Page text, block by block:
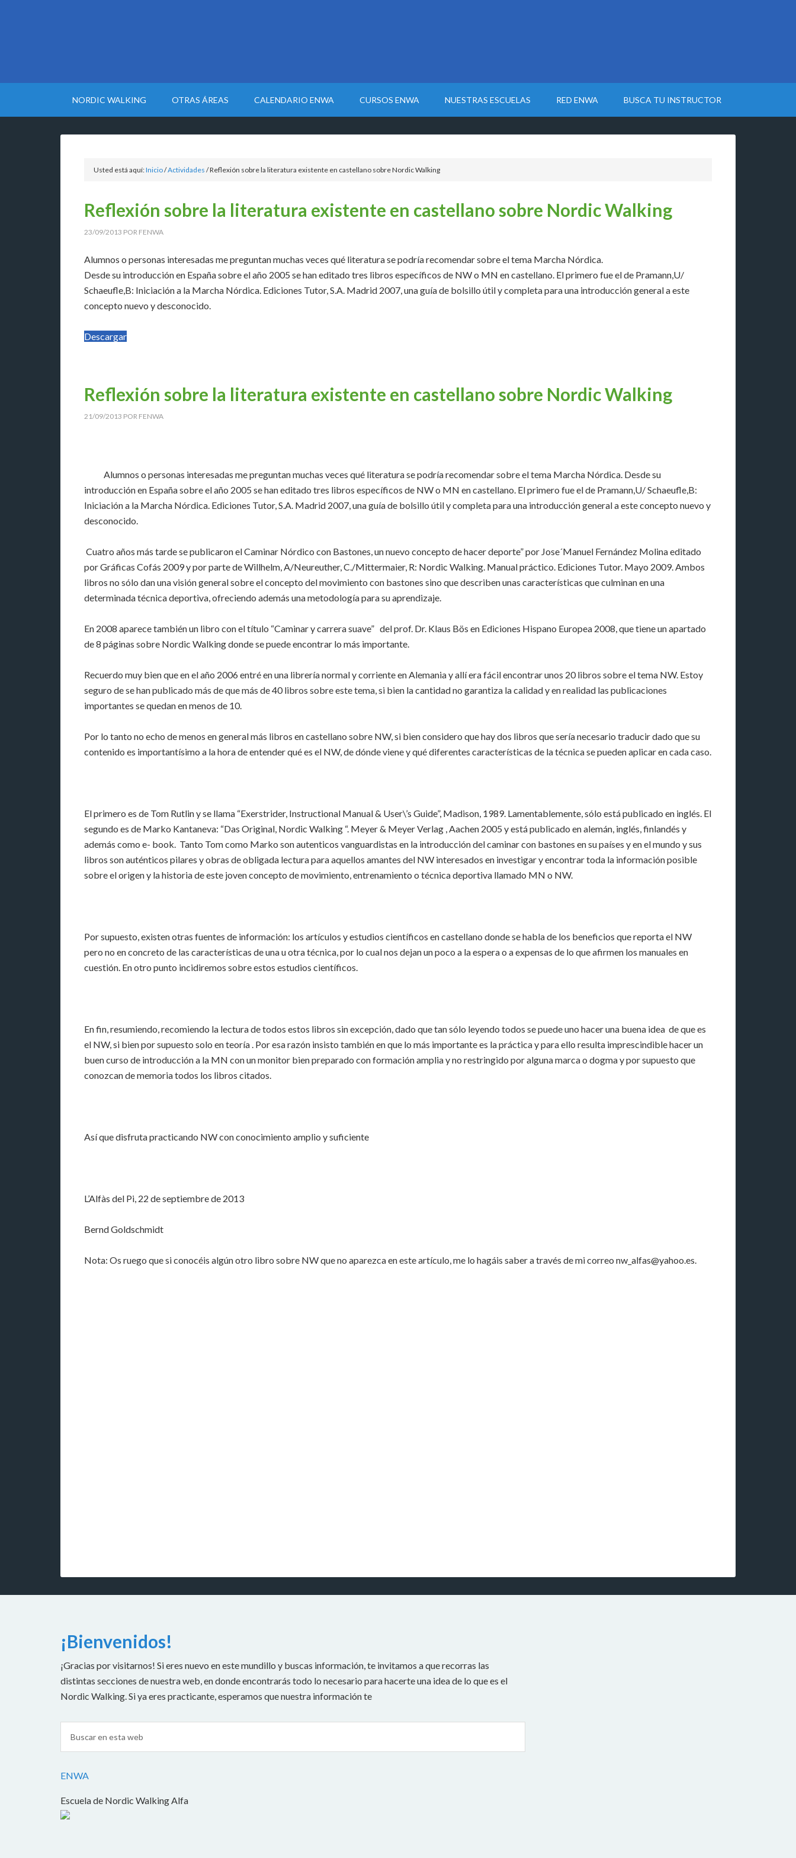
NORDIC WALKING OTRAS ÁREAS CALENDARIO ENWA CURSOS ENWA NUESTRAS ESCUELAS RED ENWA BUSCA TU INSTRUCTOR
Usted está aquí:Inicio/Actividades /Reflexión sobre la literatura existente en castellano sobre Nordic Walking
Reflexión sobre la literatura existente en castellano sobre Nordic Walking
23/09/2013 POR FENWA
Alumnos o personas interesadas me preguntan muchas veces qué literatura se podría recomendar sobre el tema Marcha Nórdica.
Desde su introducción en España sobre el año 2005 se han editado tres libros específicos de NW o MN en castellano. El primero fue el de Pramann,U/
Schaeufle,B: Iniciación a la Marcha Nórdica. Ediciones Tutor, S.A. Madrid 2007, una guía de bolsillo útil y completa para una introducción general a este
concepto nuevo y desconocido.
Descargar
Reflexión sobre la literatura existente en castellano sobre Nordic Walking
21/09/2013 POR FENWA
Alumnos o personas interesadas me preguntan muchas veces qué literatura se podría recomendar sobre el tema Marcha Nórdica. Desde su
introducción en España sobre el año 2005 se han editado tres libros específicos de NW o MN en castellano. El primero fue el de Pramann,U/ Schaeufle,B:
Iniciación a la Marcha Nórdica. Ediciones Tutor, S.A. Madrid 2007, una guía de bolsillo útil y completa para una introducción general a este concepto nuevo y
desconocido.
Cuatro años más tarde se publicaron el Caminar Nórdico con Bastones, un nuevo concepto de hacer deporte” por Jose´Manuel Fernández Molina editado
por Gráficas Cofás 2009 y por parte de Willhelm, A/Neureuther, C./Mittermaier, R: Nordic Walking. Manual práctico. Ediciones Tutor. Mayo 2009. Ambos
libros no sólo dan una visión general sobre el concepto del movimiento con bastones sino que describen unas características que culminan en una
determinada técnica deportiva, ofreciendo además una metodología para su aprendizaje.
En 2008 aparece también un libro con el título “Caminar y carrera suave” del prof. Dr. Klaus Bös en Ediciones Hispano Europea 2008, que tiene un apartado
de 8 páginas sobre Nordic Walking donde se puede encontrar lo más importante.
Recuerdo muy bien que en el año 2006 entré en una librería normal y corriente en Alemania y allí era fácil encontrar unos 20 libros sobre el tema NW. Estoy
seguro de se han publicado más de que más de 40 libros sobre este tema, si bien la cantidad no garantiza la calidad y en realidad las publicaciones
importantes se quedan en menos de 10.
Por lo tanto no echo de menos en general más libros en castellano sobre NW, si bien considero que hay dos libros que sería necesario traducir dado que su
contenido es importantísimo a la hora de entender qué es el NW, de dónde viene y qué diferentes características de la técnica se pueden aplicar en cada caso.
El primero es de Tom Rutlin y se llama “Exerstrider, Instructional Manual & User\’s Guide”, Madison, 1989. Lamentablemente, sólo está publicado en inglés. El
segundo es de Marko Kantaneva: “Das Original, Nordic Walking “. Meyer & Meyer Verlag , Aachen 2005 y está publicado en alemán, inglés, finlandés y
además como e- book. Tanto Tom como Marko son autenticos vanguardistas en la introducción del caminar con bastones en su países y en el mundo y sus
libros son auténticos pilares y obras de obligada lectura para aquellos amantes del NW interesados en investigar y encontrar toda la información posible
sobre el origen y la historia de este joven concepto de movimiento, entrenamiento o técnica deportiva llamado MN o NW.
Por supuesto, existen otras fuentes de información: los artículos y estudios científicos en castellano donde se habla de los beneficios que reporta el NW
pero no en concreto de las características de una u otra técnica, por lo cual nos dejan un poco a la espera o a expensas de lo que afirmen los manuales en
cuestión. En otro punto incidiremos sobre estos estudios científicos.
En fin, resumiendo, recomiendo la lectura de todos estos libros sin excepción, dado que tan sólo leyendo todos se puede uno hacer una buena idea de que es
el NW, si bien por supuesto solo en teoría . Por esa razón insisto también en que lo más importante es la práctica y para ello resulta imprescindible hacer un
buen curso de introducción a la MN con un monitor bien preparado con formación amplia y no restringido por alguna marca o dogma y por supuesto que
conozcan de memoria todos los libros citados.
Así que disfruta practicando NW con conocimiento amplio y suficiente
L’Alfàs del Pi, 22 de septiembre de 2013
Bernd Goldschmidt
Nota: Os ruego que si conocéis algún otro libro sobre NW que no aparezca en este artículo, me lo hagáis saber a través de mi correo nw_alfas@yahoo.es.
¡Bienvenidos!
¡Gracias por visitarnos! Si eres nuevo en este mundillo y buscas información, te invitamos a que recorras las
distintas secciones de nuestra web, en donde encontrarás todo lo necesario para hacerte una idea de lo que es el
Nordic Walking. Si ya eres practicante, esperamos que nuestra información te
ENWA
Escuela de Nordic Walking Alfa